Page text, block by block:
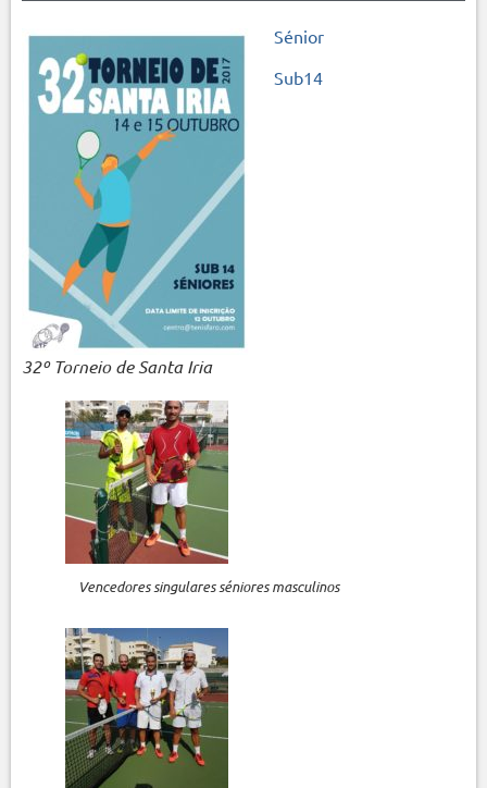
32º Torneio de Santa Iria
Sénior
Sub14
Vencedores singulares séniores masculinos